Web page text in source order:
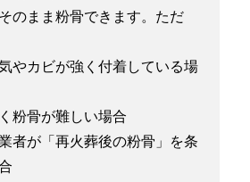
のまま粉骨できます。ただ
やカビが強く付着している場
粉骨が難しい場合
者が「再火葬後の粉骨」を条